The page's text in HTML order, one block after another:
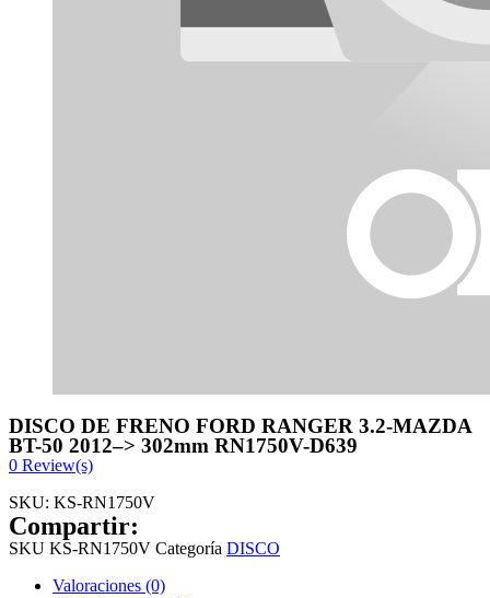
DISCO DE FRENO FORD RANGER 3.2-MAZDA
BT-50 2012–> 302mm RN1750V-D639
0 Review(s)
SKU: KS-RN1750V
Compartir:
SKU KS-RN1750V Categoría DISCO
Valoraciones (0)